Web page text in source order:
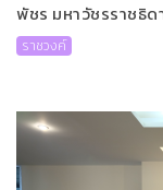
พัชร มหาวัชรราชธิ
ราชวงค์